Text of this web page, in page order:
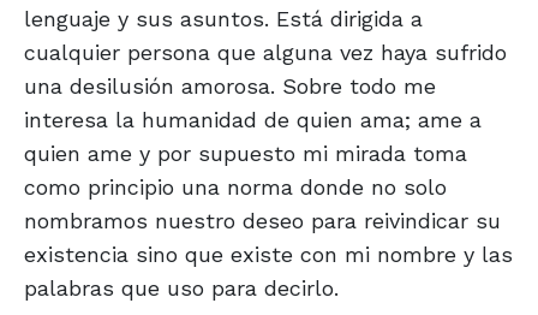
lenguaje y sus asuntos. Está dirigida a
cualquier persona que alguna vez haya sufrido
una desilusión amorosa. Sobre todo me
interesa la humanidad de quien ama; ame a
quien ame y por supuesto mi mirada toma
como principio una norma donde no solo
nombramos nuestro deseo para reivindicar su
existencia sino que existe con mi nombre y las
palabras que uso para decirlo.